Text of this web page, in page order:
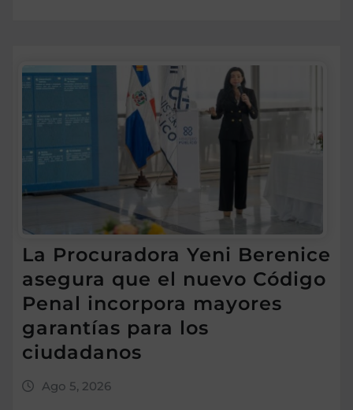
La Procuradora Yeni Berenice
asegura que el nuevo Código
Penal incorpora mayores
garantías para los
ciudadanos
Ago 5, 2026